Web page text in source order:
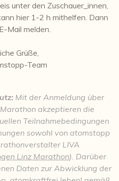
unter den Zuschauer_innen,
hier 1-2 h mithelfen. Dann
Mail melden.
Grüße,
Team
Mit der Anmeldung über
akzeptieren die
Teilnahmebedingungen
sowohl von atomstopp
LIVA
Linz Marathon). Darüber
Daten zur Abwicklung der